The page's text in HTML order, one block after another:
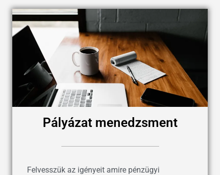
Pályázat menedzsment
Felvesszük az igényeit amire pénzügyi